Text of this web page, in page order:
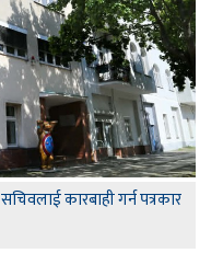
कारबाही गर्न पत्रकार